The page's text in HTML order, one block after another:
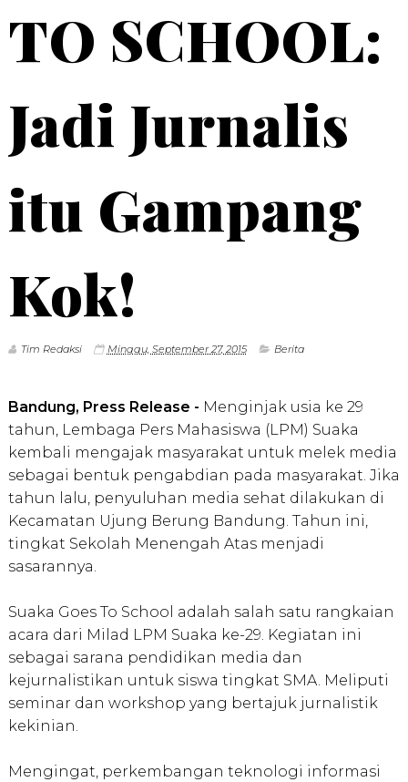
TO SCHOOL:
Jadi Jurnalis
itu Gampang
Kok!
Tim Redaksi Minggu, September 27, 2015 Berita
Bandung, Press Release - Menginjak usia ke 29
tahun, Lembaga Pers Mahasiswa (LPM) Suaka
kembali mengajak masyarakat untuk melek media
sebagai bentuk pengabdian pada masyarakat. Jika
tahun lalu, penyuluhan media sehat dilakukan di
Kecamatan Ujung Berung Bandung. Tahun ini,
tingkat Sekolah Menengah Atas menjadi
sasarannya.
Suaka Goes To School adalah salah satu rangkaian
acara dari Milad LPM Suaka ke-29. Kegiatan ini
sebagai sarana pendidikan media dan
kejurnalistikan untuk siswa tingkat SMA. Meliputi
seminar dan workshop yang bertajuk jurnalistik
kekinian.
Mengingat, perkembangan teknologi informasi